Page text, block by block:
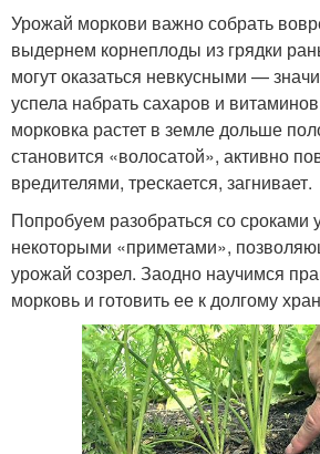
Урожай моркови важно собрать
выдернем корнеплоды из грядки
могут оказаться невкусными —
успела набрать сахаров и
морковка растет в земле дольше
становится «волосатой», активно
вредителями, трескается, загнивает.
Попробуем разобраться со сроками
некоторыми «приметами»,
урожай созрел. Заодно научимся
морковь и готовить ее к долгому